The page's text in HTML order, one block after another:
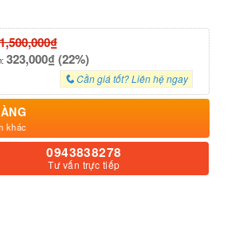
323,000₫ (22%)
Cần giá tốt? Liên hệ ngay
khác
0943838278
Tư vấn trực tiếp